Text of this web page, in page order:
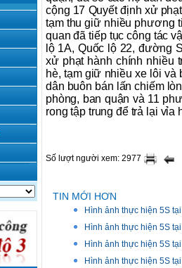
cộng 17 Quyết định xử
tạm thu giữ nhiều phương
quan đã tiếp tục công tác
lộ 1A, Quốc lộ 22, đường
xử phạt hành chính nhiều
hè, tạm giữ nhiều xe lôi và
dân buôn bán lấn chiếm
phòng, ban quận và 11
rong tập trung để trả lại
Số lượt người xem: 2977
TIN MỚI HƠN
Hình ảnh thực hiện 5S
Hình ảnh thực hiện 5S
Hình ảnh thực hiện 5S
Hình ảnh thực hiện 5S